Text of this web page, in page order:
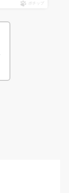
ポチップ